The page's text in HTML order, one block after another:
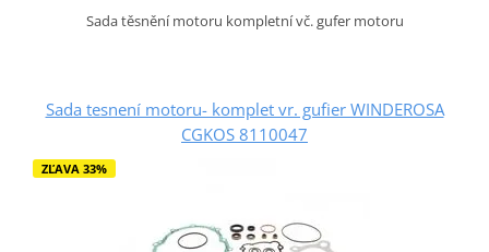
Sada těsnění motoru kompletní vč. gufer motoru
Sada tesnení motoru- komplet vr. gufier WINDEROSA
CGKOS 8110047
ZĽAVA 33%